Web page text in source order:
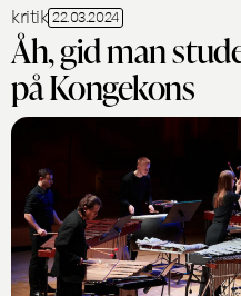
kritik 22.03.2024
Åh, gid man
på Kongekons